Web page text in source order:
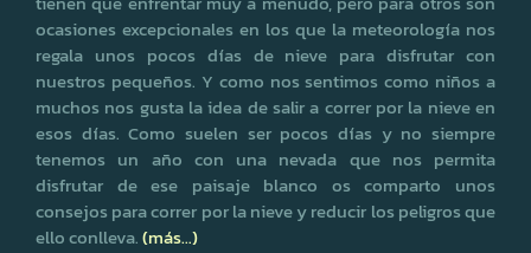
ocasiones excepcionales en los que la meteorología nos
regala unos pocos días de nieve para disfrutar con
nuestros pequeños. Y como nos sentimos como niños a
muchos nos gusta la idea de salir a correr por la nieve en
esos días. Como suelen ser pocos días y no siempre
tenemos un año con una nevada que nos permita
disfrutar de ese paisaje blanco os comparto unos
consejos para correr por la nieve y reducir los peligros que
ello conlleva.(más…)